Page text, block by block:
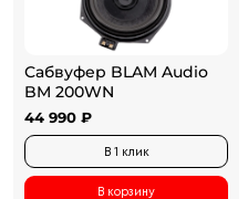
Сабвуфер BLAM Audio
BM 200WN
44 990 ₽
В 1 клик
В корзину